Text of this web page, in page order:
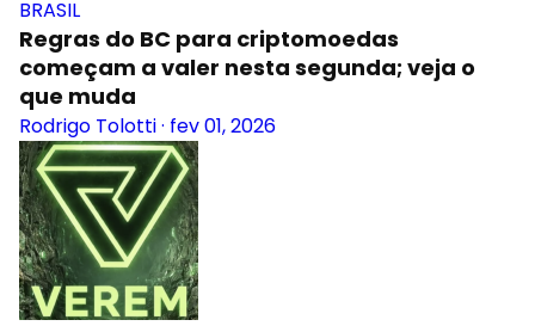
BRASIL
Regras do BC para criptomoedas
começam a valer nesta segunda; veja o
que muda
Rodrigo Tolotti· fev 01, 2026